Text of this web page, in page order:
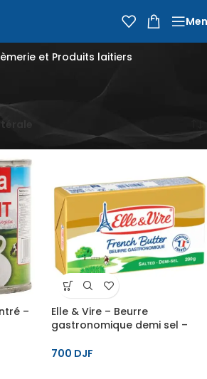
et Produits laitiers
–
Elle & Vire – Beurre
gastronomique demi sel –
700 DJF